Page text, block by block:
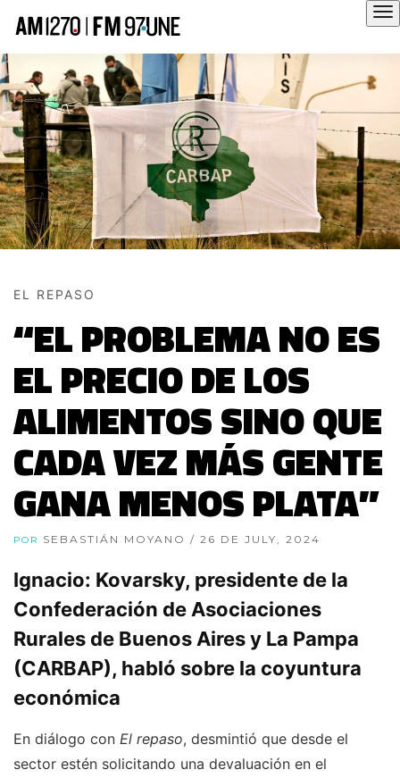
EL REPASO
“EL PROBLEMA NO ES
EL PRECIO DE LOS
ALIMENTOS SINO QUE
CADA VEZ MÁS GENTE
GANA MENOS PLATA”
POR SEBASTIÁN MOYANO / 26 DE JULY, 2024
Ignacio: Kovarsky, presidente de la
Confederación de Asociaciones
Rurales de Buenos Aires y La Pampa
(CARBAP), habló sobre la coyuntura
económica
En diálogo con El repaso, desmintió que desde el
sector estén solicitando una devaluación en el